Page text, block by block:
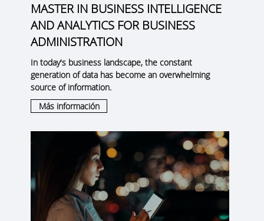
MASTER IN BUSINESS INTELLIGENCE
AND ANALYTICS FOR BUSINESS
ADMINISTRATION
In today's business landscape, the constant
generation of data has become an overwhelming
source of information.
Más información